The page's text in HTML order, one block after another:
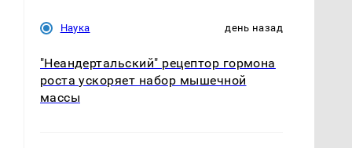
Наука день назад
"Неандертальский" рецептор гормона
роста ускоряет набор мышечной
массы